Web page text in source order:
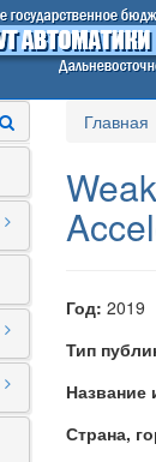
Главная
Год: 2019
Тип
Название
Страна,